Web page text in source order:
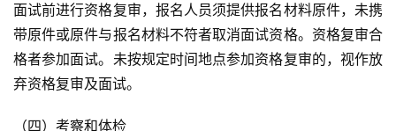
面试前进行资格复审，报名人员须提供报名材料原件，未携
带原件或原件与报名材料不符者取消面试资格。资格复审合
格者参加面试。未按规定时间地点参加资格复审的，视作放
弃资格复审及面试。
（四）考察和体检